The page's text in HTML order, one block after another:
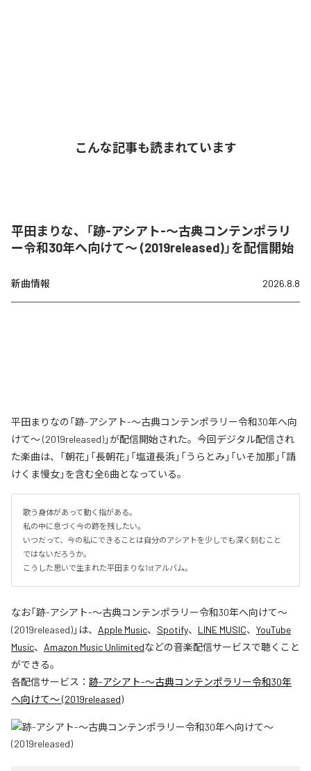
こんな記事も読まれています
平田まりな、「跡-アシアト-〜古典コンテンポラリ
ー令和30年へ向けて〜 (2019released)」を配信開始
新曲情報 2026.8.8
平田まりなの「跡-アシアト-〜古典コンテンポラリー令和30年へ向
けて〜 (2019released)」が配信開始された。今回デジタル配信され
た楽曲は、「朝花」「長朝花」「塩道長浜」「うらとみ」「いそ加那」「請
けくま慢女」を含む全6曲となっている。
歌う身体があって動く指がある。
私の中に息づく今の跡を残したい。
いつだって、今の私にできることは自分のアシアトを少しでも深く刻むこと
ではないだろうか。
こうした思いで生まれた平田まりな1stアルバム。
なお「跡-アシアト-〜古典コンテンポラリー令和30年へ向けて〜
(2019released)」は、 Apple Music、 Spotify、 LINE MUSIC、 YouTube
Music、 Amazon Music Unlimitedなどの音楽配信サービスで聴くこと
ができる。
各配信サービス： 跡-アシアト-〜古典コンテンポラリー令和30年
へ向けて〜 (2019released)